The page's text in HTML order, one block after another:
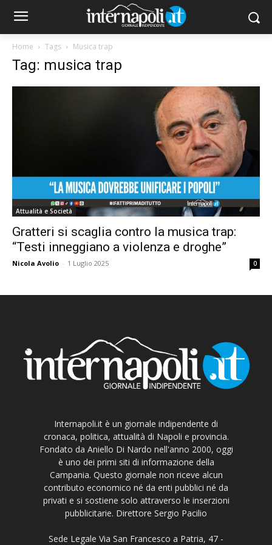
Home Tags Musica trap
Tag: musica trap
Attualità e Società
Gratteri si scaglia contro la musica trap:
“Testi inneggiano a violenza e droghe”
Nicola Avolio - 1 Luglio 2025 0
Internapoli.it è un giornale indipendente di
cronaca, politica, attualità di Napoli e provincia.
Fondato da Aniello Di Nardo nell'anno 2000, oggi
è uno dei primi siti di informazione della
Campania. Questo giornale non riceve alcun
contributo economico né da enti pubblici né da
privati e si sostiene solo attraverso le inserzioni
pubblicitarie. Direttore Sergio Pacilio
Sede Legale Via San Francesco a Patria, 47 -